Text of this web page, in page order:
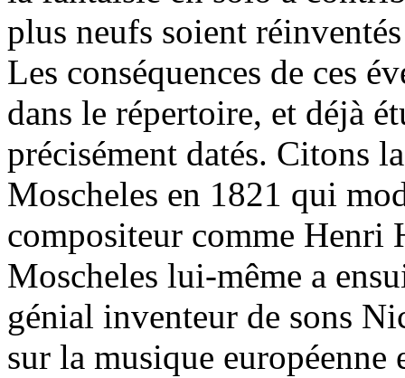
plus neufs soient
Les conséquences de ces
dans le répertoire, et déjà
précisément datés. Citons
Moscheles en 1821 qui
compositeur comme Henri
Moscheles lui-même a
génial inventeur de sons
sur la musique européenne